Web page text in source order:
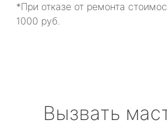
*При отказе от ремонта
1000 руб.
Вызвать